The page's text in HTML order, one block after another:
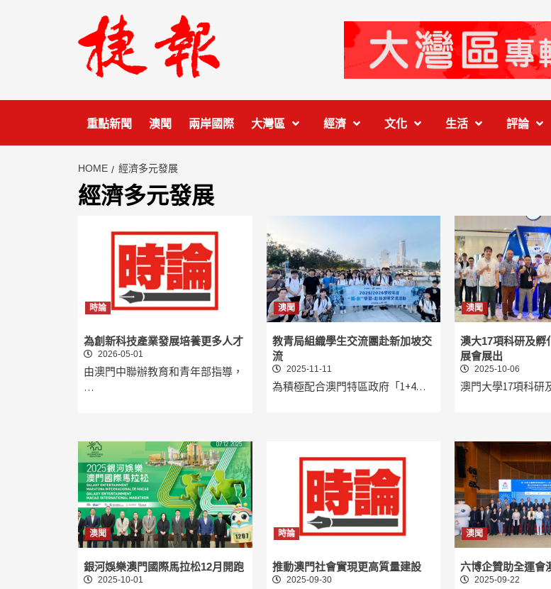
重點新聞 澳聞 兩岸國際 大灣區 經濟 文化 生活 評論
HOME 經濟多元發展
經濟多元發展
時論
為創新科技產業發展培養更多人才
2026-05-01
由澳門中聯辦教育和青年部指導，
…
澳聞
教青局組織學生交流團赴新加坡交
流
2025-11-11
為積極配合澳門特區政府「1+4…
澳聞
澳大17項科研及孵
展會展出
2025-10-06
澳門大學17項科
澳聞
銀河娛樂澳門國際馬拉松12月開跑
2025-10-01
時論
推動澳門社會實現更高質量建設
2025-09-30
澳聞
六博企贊助全運會
2025-09-22